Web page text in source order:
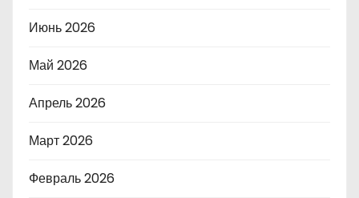
Июнь 2026
Май 2026
Апрель 2026
Март 2026
Февраль 2026